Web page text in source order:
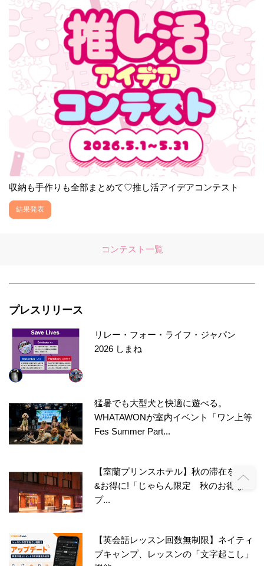
収納も手作りも全部まとめて♡推し活アイデアコンテスト
結果発表
コンテスト一覧
プレスリリース
リレー・フォー・ライフ・ジャパン
2026 しまね
猛暑でも大型犬と快適に遊べる。
WHATAWONが室内イベント「ワン上等
Fes Summer Part...
【室蘭プリンスホテル】秋の滞在を快適
&お得に!「じゃらん限定 秋のお得な
プ...
【英会話レッスン回数無制限】ネイティ
ブキャンプ、レッスンの「文字起こし」